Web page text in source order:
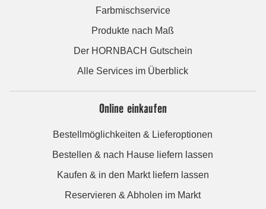
Farbmischservice
Produkte nach Maß
Der HORNBACH Gutschein
Alle Services im Überblick
Online einkaufen
Bestellmöglichkeiten & Lieferoptionen
Bestellen & nach Hause liefern lassen
Kaufen & in den Markt liefern lassen
Reservieren & Abholen im Markt